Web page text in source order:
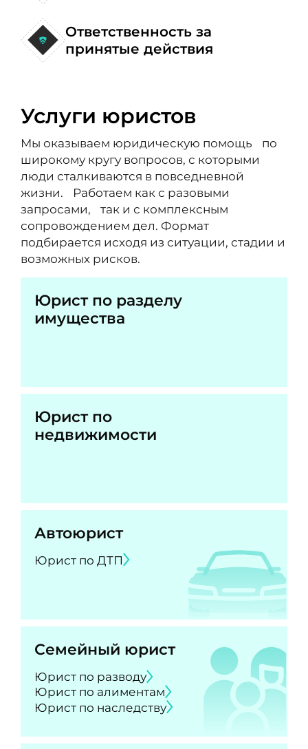
Ответственность за
принятые действия
Услуги юристов
Мы оказываем юридическую помощь по
широкому кругу вопросов, с которыми
люди сталкиваются в повседневной
жизни. Работаем как с разовыми
запросами, так и с комплексным
сопровождением дел. Формат
подбирается исходя из ситуации, стадии и
возможных рисков.
Юрист по разделу
имущества
Юрист по
недвижимости
Автоюрист
Юрист по ДТП
Семейный юрист
Юрист по разводу
Юрист по алиментам
Юрист по наследству